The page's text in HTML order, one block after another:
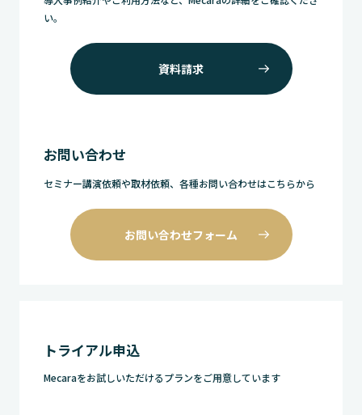
い。
資料請求
お問い合わせ
セミナー講演依頼や取材依頼、各種お問い合わせはこちらから
お問い合わせフォーム
トライアル申込
Mecaraをお試しいただけるプランをご用意しています